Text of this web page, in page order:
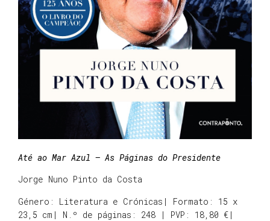
Até ao Mar Azul – As Páginas do Presidente
Jorge Nuno Pinto da Costa
Género: Literatura e Crónicas| Formato: 15 x
23,5 cm| N.º de páginas: 248 | PVP: 18,80 €|